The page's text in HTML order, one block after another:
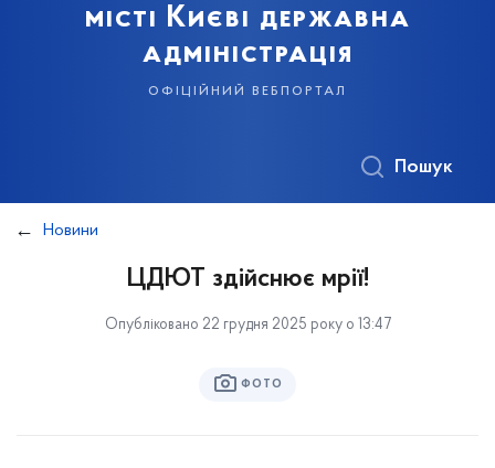
місті Києві державна
адміністрація
офіційний вебпортал
Пошук
Новини
ЦДЮТ здійснює мрії!
Опубліковано 22 грудня 2025 року о 13:47
ФОТО